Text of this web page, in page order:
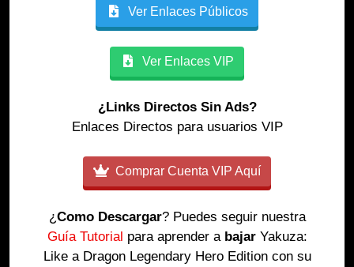
Ver Enlaces Públicos
Ver Enlaces VIP
¿Links Directos Sin Ads?
Enlaces Directos para usuarios VIP
Comprar Cuenta VIP Aquí
¿Como Descargar? Puedes seguir nuestra
Guía Tutorial para aprender a bajarYakuza:
Like a Dragon Legendary Hero Edition con su